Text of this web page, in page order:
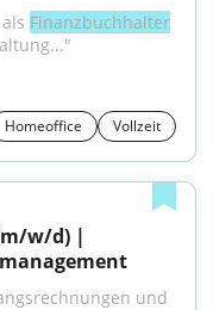
Finanzbuchhalter
Homeoffice Vollzeit
und